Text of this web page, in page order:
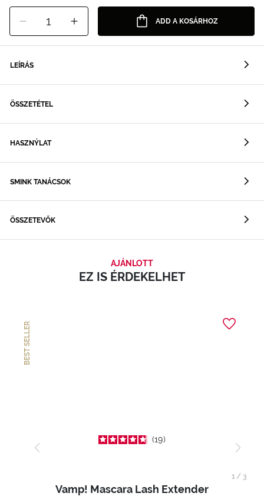
1 ADD A KOSÁRHOZ
LEÍRÁS
ÖSSZETÉTEL
HASZNÝLAT
SMINK TANÁCSOK
ÖSSZETEVŐK
AJÁNLOTT
EZ IS ÉRDEKELHET
BEST SELLER
19
Vamp! Mascara Lash Extender
1/ 3